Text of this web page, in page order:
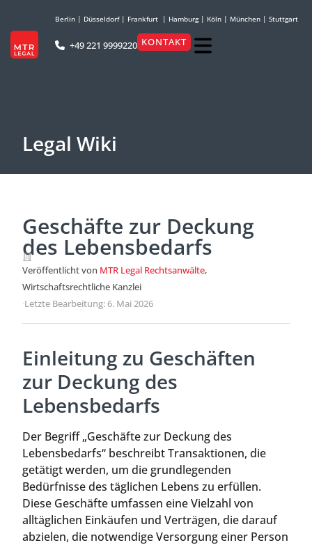
Berlin | Düsseldorf| Frankfurt | Hamburg| Köln | München | Stuttgart
+49 221 9999220 KONTAKT
Legal Wiki
Geschäfte zur Deckung
des Lebensbedarfs
Veröffentlicht von MTR Legal Rechtsanwälte,
Wirtschaftsrechtliche Kanzlei
·Letzte Bearbeitung: 6. Mai 2026
Einleitung zu Geschäften
zur Deckung des
Lebensbedarfs
Der Begriff „Geschäfte zur Deckung des
Lebensbedarfs“ beschreibt Transaktionen, die
getätigt werden, um die grundlegenden
Bedürfnisse des täglichen Lebens zu erfüllen.
Diese Geschäfte umfassen eine Vielzahl von
alltäglichen Einkäufen und Verträgen, die darauf
abzielen, die notwendige Versorgung einer Person